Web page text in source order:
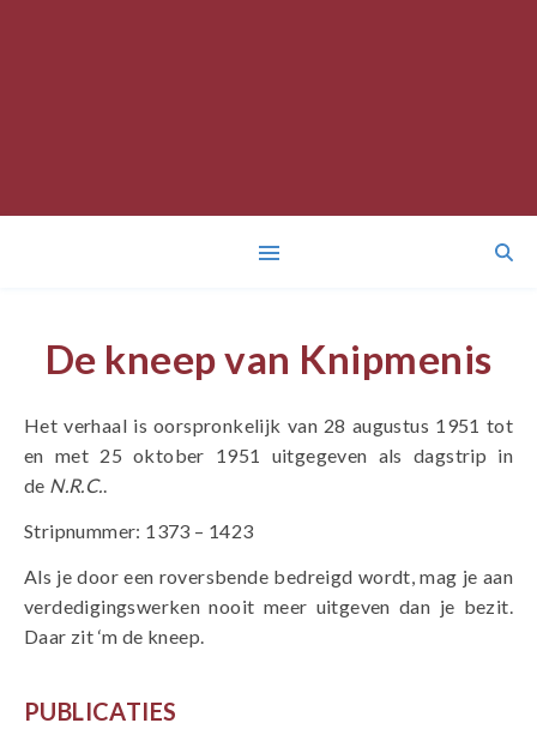
De kneep van Knipmenis
Het verhaal is oorspronkelijk van 28 augustus 1951 tot
en met 25 oktober 1951 uitgegeven als dagstrip in
de N.R.C..
Stripnummer: 1373 – 1423
Als je door een roversbende bedreigd wordt, mag je aan
verdedigingswerken nooit meer uitgeven dan je bezit.
Daar zit ‘m de kneep.
PUBLICATIES